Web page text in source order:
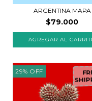
ARGENTINA MAPA
$79.000
29% OFF